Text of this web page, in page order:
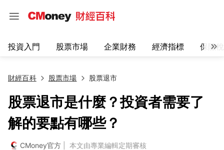
投資入門 股票市場 企業財務 經濟指標 保險
財經百科 股票市場 股票退市
股票退市是什麼？投資者需要了
解的要點有哪些？
CMoney官方 | 本文由專業編輯定期審核